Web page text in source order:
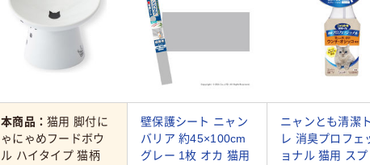
本商品：猫用 脚付に
ゃにゃめフードボウ
ル ハイタイプ 猫柄
壁保護シート ニャン
バリア 約45×100cm
グレー 1枚 オカ 猫用
ニャンとも清潔
レ 消臭プロフェ
ョナル 猫用 ス